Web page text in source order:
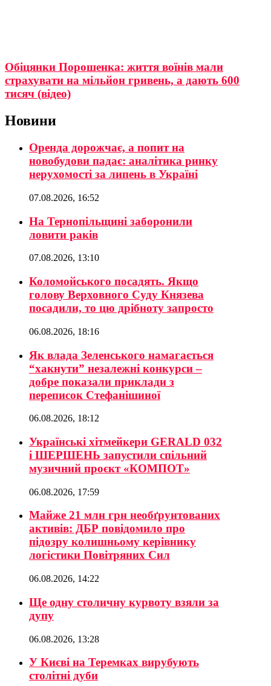
Обіцянки Порошенка: життя воїнів мали
страхувати на мільйон гривень, а дають 600
тисяч (відео)
Новини
Оренда дорожчає, а попит на
новобудови падає: аналітика ринку
нерухомості за липень в Україні
07.08.2026, 16:52
На Тернопільщині заборонили
ловити раків
07.08.2026, 13:10
Коломойського посадять. Якщо
голову Верховного Суду Князева
посадили, то цю дрібноту запросто
06.08.2026, 18:16
Як влада Зеленського намагається
“хакнути” незалежні конкурси –
добре показали приклади з
переписок Стефанішиної
06.08.2026, 18:12
Українські хітмейкери GERALD 032
і ШЕРШЕНЬ запустили спільний
музичний проєкт «КОМПОТ»
06.08.2026, 17:59
Майже 21 млн грн необґрунтованих
активів: ДБР повідомило про
підозру колишньому керівнику
логістики Повітряних Сил
06.08.2026, 14:22
Ще одну столичну курвоту взяли за
дупу
06.08.2026, 13:28
У Києві на Теремках вирубують
столітні дуби